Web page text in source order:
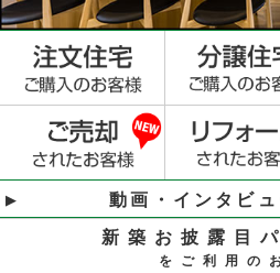
動画・インタビ
新築お披露目
をご利用の